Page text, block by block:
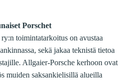
Porschet
toimintatarkoitus on avustaa
sekä jakaa teknistä tietoa
Allgaier-Porsche kerhoon ovat
muiden saksankielisillä alueilla